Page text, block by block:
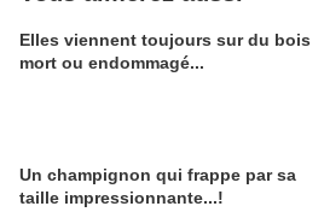
Elles viennent toujours sur du bois
mort ou endommagé...
Un champignon qui frappe par sa
taille impressionnante...!